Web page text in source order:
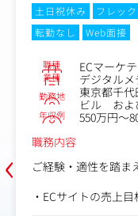
‹
モートワーク
保町三丁目共同
ます。
たマーケティン